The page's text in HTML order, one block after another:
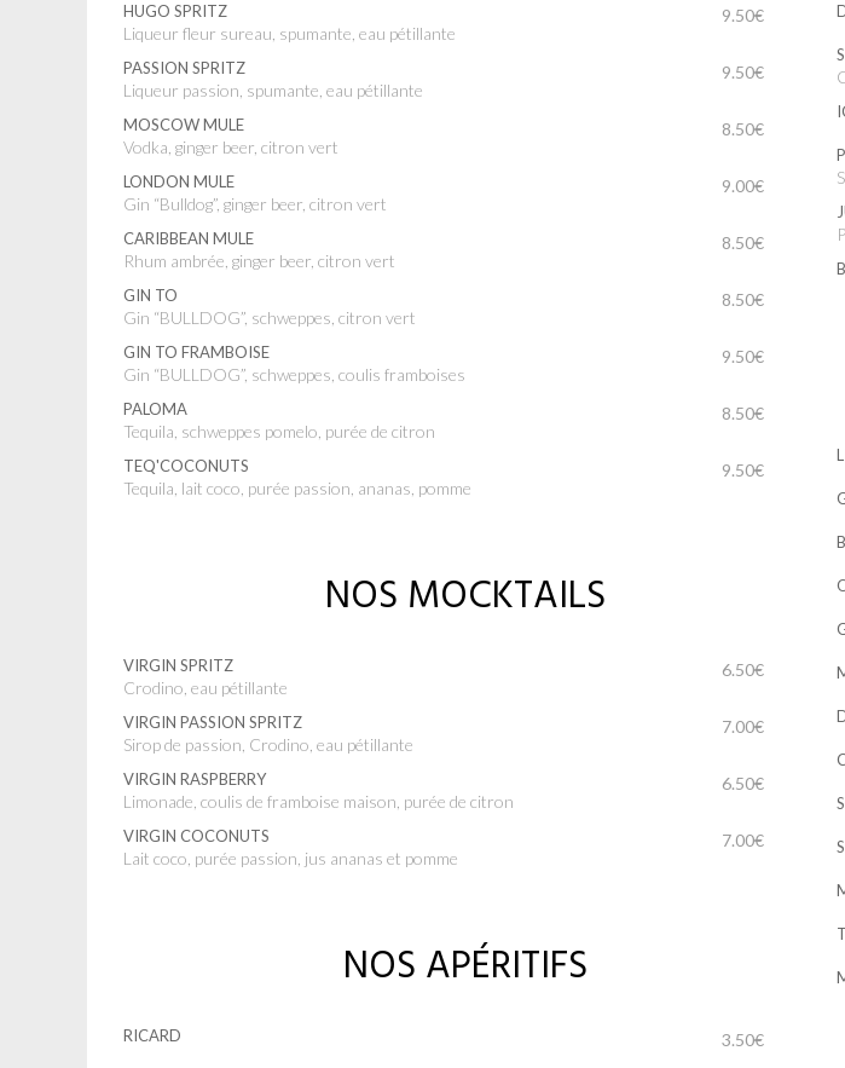
HUGO SPRITZ
Liqueur fleur sureau, spumante, eau pétillante
9.50€
PASSION SPRITZ
Liqueur passion, spumante, eau pétillante
9.50€
MOSCOW MULE
Vodka, ginger beer, citron vert
8.50€
LONDON MULE
Gin “Bulldog”, ginger beer, citron vert
9.00€
CARIBBEAN MULE
Rhum ambrée, ginger beer, citron vert
8.50€
GIN TO
Gin “BULLDOG”, schweppes, citron vert
8.50€
GIN TO FRAMBOISE
Gin “BULLDOG”, schweppes, coulis framboises
9.50€
PALOMA
Tequila, schweppes pomelo, purée de citron
8.50€
TEQ'COCONUTS
Tequila, lait coco, purée passion, ananas, pomme
9.50€
NOS MOCKTAILS
VIRGIN SPRITZ
Crodino, eau pétillante
6.50€
VIRGIN PASSION SPRITZ
Sirop de passion, Crodino, eau pétillante
7.00€
VIRGIN RASPBERRY
Limonade, coulis de framboise maison, purée de citron
6.50€
VIRGIN COCONUTS
Lait coco, purée passion, jus ananas et pomme
7.00€
NOS APÉRITIFS
RICARD 3.50€